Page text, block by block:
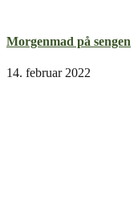
Morgenmad på sengen
14. februar 2022